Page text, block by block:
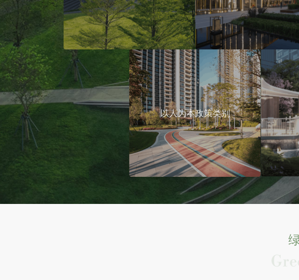
以人为本政策类别